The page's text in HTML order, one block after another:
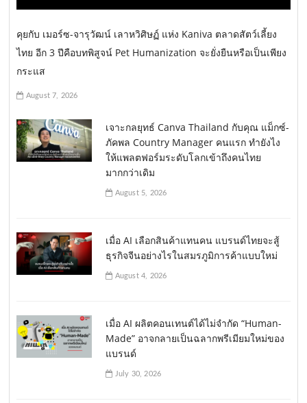
คุยกับ เมอร์ซ-จารุวัฒน์ เลาหวิศิษฏ์ แห่ง Kaniva ตลาดสัตว์เลี้ยง
ไทย อีก 3 ปีคือบทพิสูจน์ Pet Humanization จะยั่งยืนหรือเป็นเพียง
กระแส
August 7, 2026
เจาะกลยุทธ์ Canva Thailand กับคุณ แม็กซ์-
ภัคพล Country Manager คนแรก ทำยังไง
ให้แพลตฟอร์มระดับโลกเข้าถึงคนไทย
มากกว่าเดิม
August 5, 2026
เมื่อ AI เลือกสินค้าแทนคน แบรนด์ไทยจะสู้
ธุรกิจจีนอย่างไรในสมรภูมิการค้าแบบใหม่
August 4, 2026
เมื่อ AI ผลิตคอนเทนต์ได้ไม่จำกัด “Human-
Made” อาจกลายเป็นฉลากพรีเมียมใหม่ของ
แบรนด์
July 30, 2026